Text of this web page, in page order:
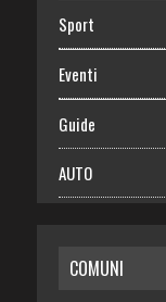
Sport
Eventi
Guide
AUTO
RISPARMIO
COMUNI